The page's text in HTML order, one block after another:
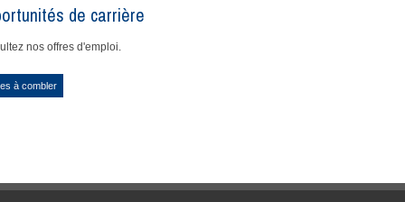
de carrière
nos offres d'emploi.
à combler